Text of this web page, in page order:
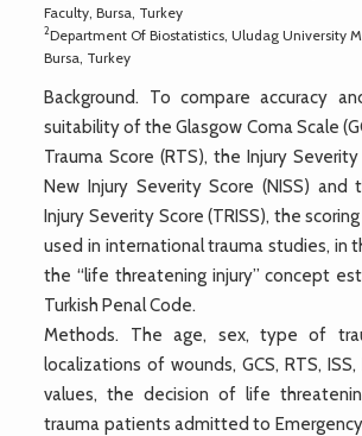
Faculty, Bursa, Turkey
2Department Of Biostatistics, Uludag University
Bursa, Turkey
Background. To compare accuracy
suitability of the Glasgow Coma Scale
Trauma Score (RTS), the Injury
New Injury Severity Score (NISS) and
Injury Severity Score (TRISS), the
used in international trauma studies, in
the “life threatening injury” concept
Turkish Penal Code.
Methods. The age, sex, type of
localizations of wounds, GCS, RTS, ISS,
values, the decision of life
trauma patients admitted to